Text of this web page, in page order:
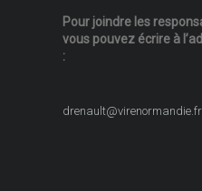
Pour joindre les
vous pouvez écrire à
:
drenault@virenormandie.fr